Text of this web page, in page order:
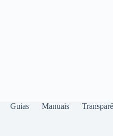
Guias Manuais